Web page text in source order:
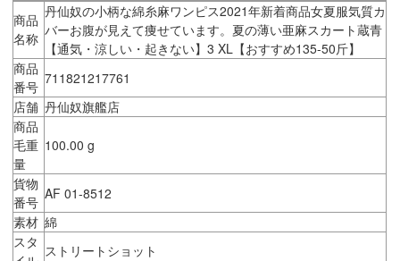
商品
名称
丹仙奴の小柄な綿糸麻ワンピス2021年新着商品女夏服気質カ
バーお腹が見えて痩せています。夏の薄い亜麻スカート蔵青
【通気・涼しい・起きない】3 XL【おすすめ135-50斤】
商品
番号 711821217761
店舗 丹仙奴旗艦店
商品
毛重
量
100.00 g
貨物
番号 AF 01-8512
素材 綿
スタ ストリートショット